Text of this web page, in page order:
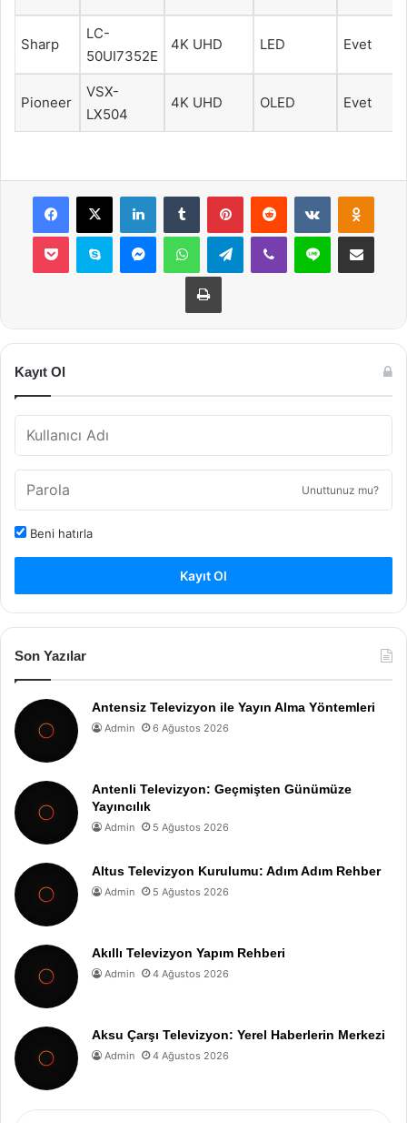
Sharp
LC-
50UI7352E
4K UHD LED Evet
Pioneer
VSX-
LX504
4K UHD OLED Evet
Facebook
X LinkedInTumblr PinterestReddit VKontakte
Pocket Skype MessengerWhatsAppTelegramViber Line E-Posta ile
Yazdır
Kayıt Ol
Unuttunuz mu?
Beni hatırla
Kayıt Ol
Son Yazılar
Antensiz Televizyon ile Yayın Alma Yöntemleri
Admin 6 Ağustos 2026
Antenli Televizyon: Geçmişten Günümüze
Yayıncılık
Admin 5 Ağustos 2026
Altus Televizyon Kurulumu: Adım Adım Rehber
Admin 5 Ağustos 2026
Akıllı Televizyon Yapım Rehberi
Admin 4 Ağustos 2026
Aksu Çarşı Televizyon: Yerel Haberlerin Merkezi
Admin 4 Ağustos 2026